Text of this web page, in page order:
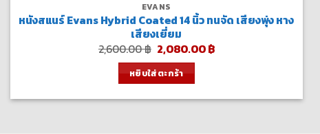
EVANS
หนังสแนร์ Evans Hybrid Coated 14 นิ้ว ทนจัด เสียงพุ่ง หาง
เสียงเยี่ยม
2,600.00฿ Original
price
was:
2,600.00 ฿.
2,080.00฿Current
หยิบใส่ตะกร้า